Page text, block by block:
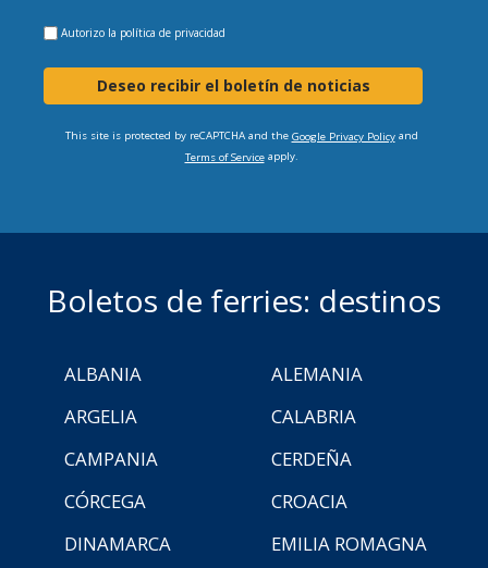
Autorizo la política de privacidad
Deseo recibir el boletín de noticias
This site is protected by reCAPTCHA and the Google Privacy Policyand
Terms of Serviceapply.
Boletos de ferries: destinos
ALBANIA
ALEMANIA
ARGELIA
CALABRIA
CAMPANIA
CERDEÑA
CÓRCEGA
CROACIA
DINAMARCA
EMILIA ROMAGNA